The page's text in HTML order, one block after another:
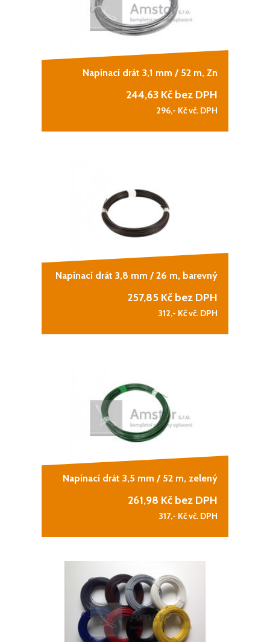
Napínací drát 3,1 mm / 52 m, Zn
244,63 Kč bez DPH
296,- Kč vč. DPH
Napínací drát 3,8 mm / 26 m, barevný
257,85 Kč bez DPH
312,- Kč vč. DPH
Napínací drát 3,5 mm / 52 m, zelený
261,98 Kč bez DPH
317,- Kč vč. DPH